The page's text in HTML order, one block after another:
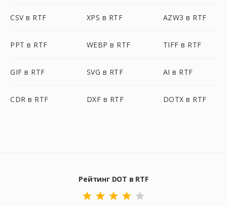
CSV в RTF XPS в RTF AZW3 в RTF
PPT в RTF WEBP в RTF TIFF в RTF
GIF в RTF SVG в RTF AI в RTF
CDR в RTF DXF в RTF DOTX в RTF
Рейтинг DOT в RTF